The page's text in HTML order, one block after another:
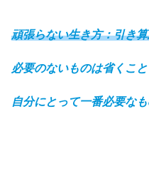
頑張らない生き方：引き
必要のないものは省くこ
自分にとって一番必要な